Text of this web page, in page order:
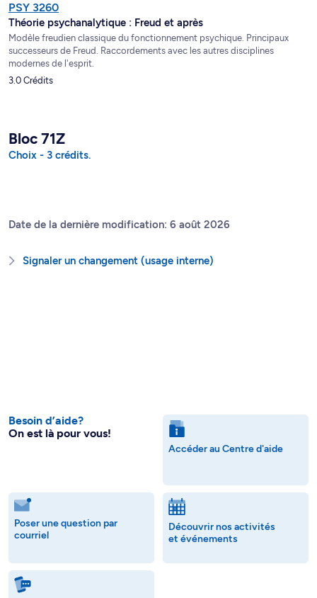
PSY 3260
Théorie psychanalytique : Freud et après
Modèle freudien classique du fonctionnement psychique. Principaux
successeurs de Freud. Raccordements avec les autres disciplines
modernes de l'esprit.
3.0 Crédits
Bloc 71Z
Choix - 3 crédits.
Date de la dernière modification: 6 août 2026
Signaler un changement (usage interne)
Besoin d’aide?
On est là pour vous!
Accéder au Centre d'aide
Poser une question par
courriel
Découvrir nos activités
et événements